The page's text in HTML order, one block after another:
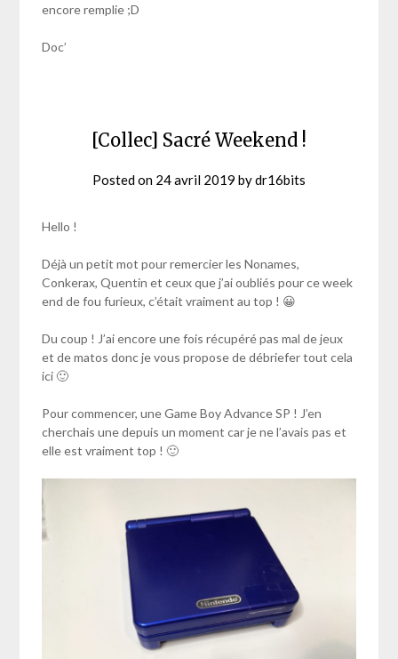
encore remplie ;D
Doc’
[Collec] Sacré Weekend !
Posted on 24 avril 2019 bydr16bits
Hello !
Déjà un petit mot pour remercier les Nonames,
Conkerax, Quentin et ceux que j’ai oubliés pour ce week
end de fou furieux, c’était vraiment au top ! 😀
Du coup ! J’ai encore une fois récupéré pas mal de jeux
et de matos donc je vous propose de débriefer tout cela
ici 🙂
Pour commencer, une Game Boy Advance SP ! J’en
cherchais une depuis un moment car je ne l’avais pas et
elle est vraiment top ! 🙂